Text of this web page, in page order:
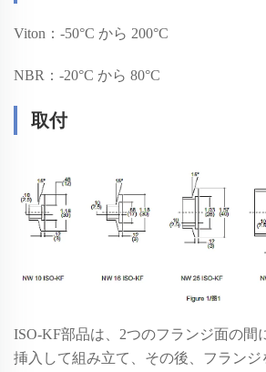
Viton：-50°C から 200°C
NBR：-20°C から 80°C
取付
ISO-KF部品は、2つのフランジ面の間
挿入して組み立て、その後、フランジ